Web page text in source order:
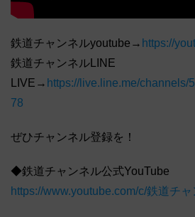
鉄道チャンネルyoutube→ https://
鉄道チャンネルLINE
LIVE→ https://live.line.me/channels/
78
ぜひチャンネル登録を！
◆鉄道チャンネル公式YouTube
https://www.youtube.com/c/鉄道チ